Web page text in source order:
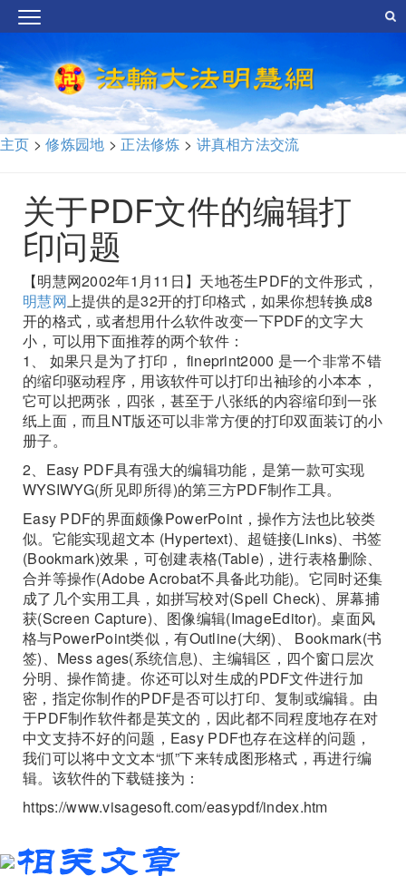
主页 >修炼园地 > 正法修炼 > 讲真相方法交流
关于PDF文件的编辑打
印问题
【明慧网2002年1月11日】天地苍生PDF的文件形式，
明慧网上提供的是32开的打印格式，如果你想转换成8
开的格式，或者想用什么软件改变一下PDF的文字大
小，可以用下面推荐的两个软件：
1、 如果只是为了打印， fineprint2000 是一个非常不错
的缩印驱动程序，用该软件可以打印出袖珍的小本本，
它可以把两张，四张，甚至于八张纸的内容缩印到一张
纸上面，而且NT版还可以非常方便的打印双面装订的小
册子。
2、Easy PDF具有强大的编辑功能，是第一款可实现
WYSIWYG(所见即所得)的第三方PDF制作工具。
Easy PDF的界面颇像PowerPoint，操作方法也比较类
似。它能实现超文本 (Hypertext)、超链接(Links)、书签
(Bookmark)效果，可创建表格(Table)，进行表格删除、
合并等操作(Adobe Acrobat不具备此功能)。它同时还集
成了几个实用工具，如拼写校对(Spell Check)、屏幕捕
获(Screen Capture)、图像编辑(ImageEditor)。桌面风
格与PowerPoint类似，有Outline(大纲)、 Bookmark(书
签)、Mess ages(系统信息)、主编辑区，四个窗口层次
分明、操作简捷。你还可以对生成的PDF文件进行加
密，指定你制作的PDF是否可以打印、复制或编辑。由
于PDF制作软件都是英文的，因此都不同程度地存在对
中文支持不好的问题，Easy PDF也存在这样的问题，
我们可以将中文文本“抓”下来转成图形格式，再进行编
辑。该软件的下载链接为：
https://www.visagesoft.com/easypdf/index.htm